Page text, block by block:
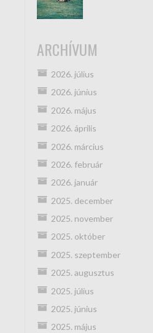
ARCHÍVUM
2026. július
2026. június
2026. május
2026. április
2026. március
2026. február
2026. január
2025. december
2025. november
2025. október
2025. szeptember
2025. augusztus
2025. július
2025. június
2025. május